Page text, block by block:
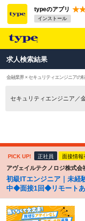
typeのアプリ
インストール
求人検索結果
金融業界 × セキュリティエンジニアの
セキュリティエンジニア／
PICK UP! 正社員 面接情報
アヴェイルテクノロジ株式会
初級ITエンジニア｜未
中◆面接1回◆リモート